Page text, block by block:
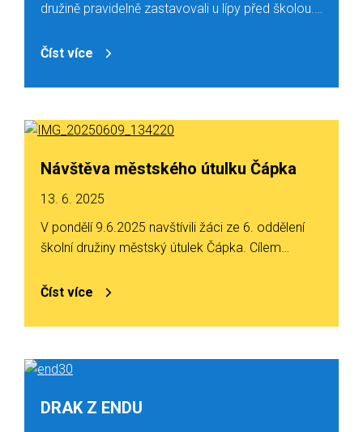
družině pravidelně zastavovali u lípy před školou.…
Číst více
Návštěva městského útulku Čápka
13. 6. 2025
V pondělí 9.6.2025 navštívili žáci ze 6. oddělení
školní družiny městský útulek Čápka. Cílem…
Číst více
DRAK Z ENDU